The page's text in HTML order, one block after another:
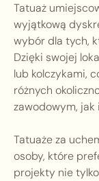
Tatuaż
wyjątkową
wybór dla tych,
Dzięki swojej
lub kolczykami,
różnych
zawodowym,
Tatuaże za
osoby, które
projekty nie